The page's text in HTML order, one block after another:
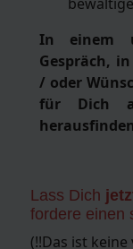
In einem
Gespräch,
/ oder
für Dich
Lass Dich
fordere einen
(!!Das ist